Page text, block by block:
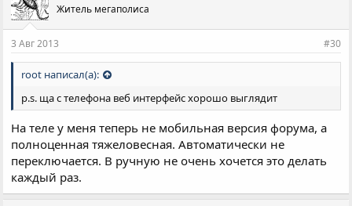
Житель мегаполиса
3 Авг 2013 #30
root написал(а):
p.s. ща с телефона веб интерфейс хорошо выглядит
На теле у меня теперь не мобильная версия форума, а
полноценная тяжеловесная. Автоматически не
переключается. В ручную не очень хочется это делать
каждый раз.